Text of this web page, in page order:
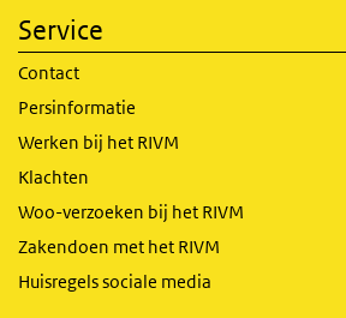
Service
Contact
Persinformatie
Werken bij het RIVM
Klachten
Woo-verzoeken bij het RIVM
Zakendoen met het RIVM
Huisregels sociale media